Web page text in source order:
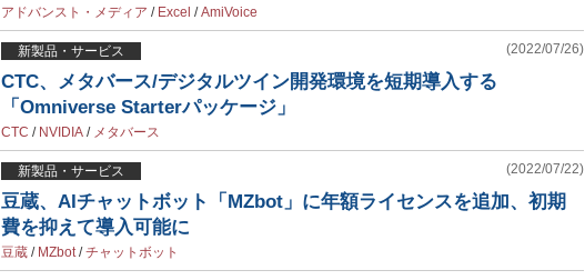
アドバンスト・メディア / Excel /AmiVoice
新製品・サービス (2022/07/26)
CTC、メタバース/デジタルツイン開発環境を短期導入する
「Omniverse Starterパッケージ」
CTC / NVIDIA / メタバース
新製品・サービス (2022/07/22)
豆蔵、AIチャットボット「MZbot」に年額ライセンスを追加、初期
費を抑えて導入可能に
豆蔵 / MZbot/チャットボット